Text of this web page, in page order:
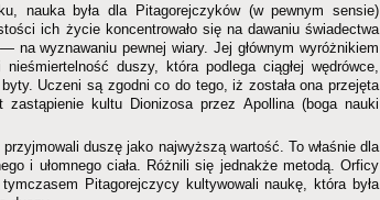
nauka była dla Pitagorejczyków (w pewnym sensie)
ich życie koncentrowało się na dawaniu świadectwa
na wyznawaniu pewnej wiary. Jej głównym wyróżnikiem
duszy, która podlega ciągłej wędrówce,
Uczeni są zgodni co do tego, iż została ona przejęta
kultu Dionizosa przez Apollina (boga nauki
duszę jako najwyższą wartość. To właśnie dla
i ułomnego ciała. Różnili się jednakże metodą. Orficy
Pitagorejczycy kultywowali naukę, która była